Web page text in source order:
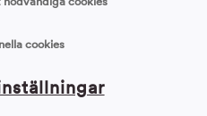
cookies